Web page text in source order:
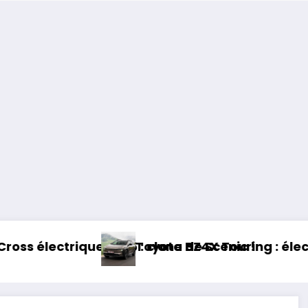
: clone de Scenic !
Toyota BZ4X Touring : électrique et